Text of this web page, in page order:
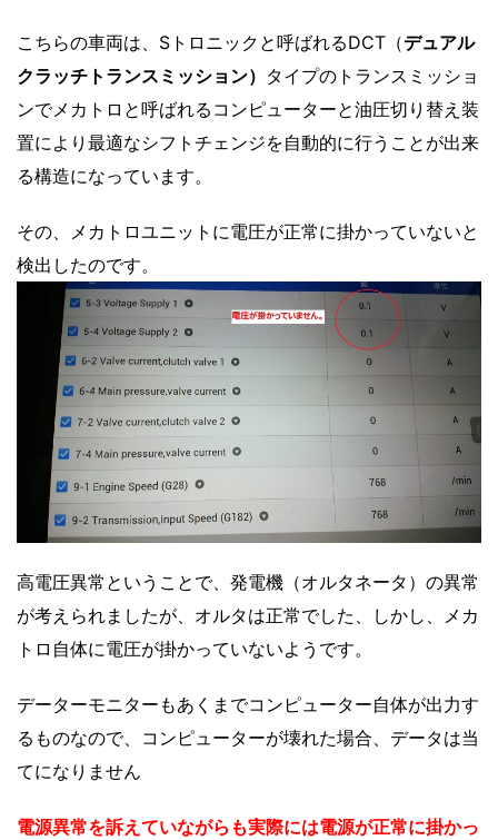
こちらの車両は、Sトロニックと呼ばれるDCT（デュアル
クラッチトランスミッション） タイプのトランスミッショ
ンでメカトロと呼ばれるコンピューターと油圧切り替え装
置により最適なシフトチェンジを自動的に行うことが出来
る構造になっています。
その、メカトロユニットに電圧が正常に掛かっていないと
検出したのです。
高電圧異常ということで、発電機（オルタネータ）の異常
が考えられましたが、オルタは正常でした、しかし、メカ
トロ自体に電圧が掛かっていないようです。
データーモニターもあくまでコンピューター自体が出力す
るものなので、コンピューターが壊れた場合、データは当
てになりません
電源異常を訴えていながらも実際には電源が正常に掛かっ